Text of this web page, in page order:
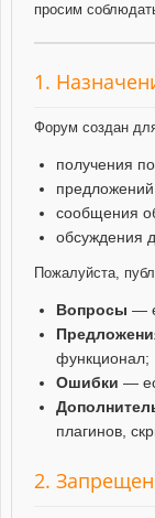
просим
1.
Форум создан
получения
сообщения
обсуждения
Пожалуйста,
Вопросы —
функционал;
Ошибки —
плагинов,
2.